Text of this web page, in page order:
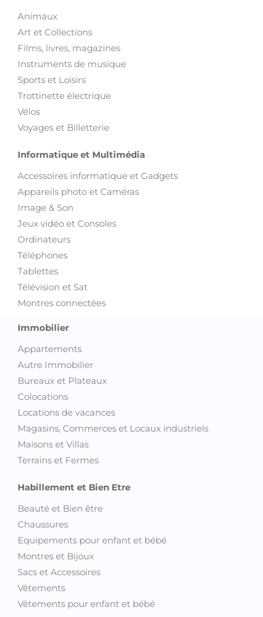
Animaux
Art et Collections
Films, livres, magazines
Instruments de musique
Sports et Loisirs
Trottinette électrique
Vélos
Voyages et Billetterie
Informatique et Multimédia
Accessoires informatique et Gadgets
Appareils photo et Caméras
Image & Son
Jeux vidéo et Consoles
Ordinateurs
Téléphones
Tablettes
Télévision et Sat
Montres connectées
Immobilier
Appartements
Autre Immobilier
Bureaux et Plateaux
Colocations
Locations de vacances
Magasins, Commerces et Locaux industriels
Maisons et Villas
Terrains et Fermes
Habillement et Bien Etre
Beauté et Bien être
Chaussures
Equipements pour enfant et bébé
Montres et Bijoux
Sacs et Accessoires
Vêtements
Vêtements pour enfant et bébé